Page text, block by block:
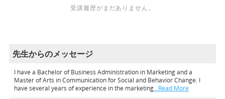
受講履歴がまだありません。
先生からのメッセージ
I have a Bachelor of Business Administration in Marketing and a
Master of Arts in Communication for Social and Behavior Change. I
have several years of experience in the marketing…Read More